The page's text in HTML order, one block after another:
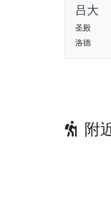
吕大
圣殿
洛德
附